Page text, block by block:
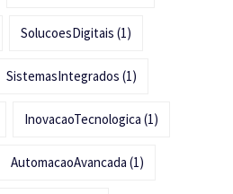
SolucoesDigitais (1)
SistemasIntegrados (1)
InovacaoTecnologica (1)
AutomacaoAvancada (1)